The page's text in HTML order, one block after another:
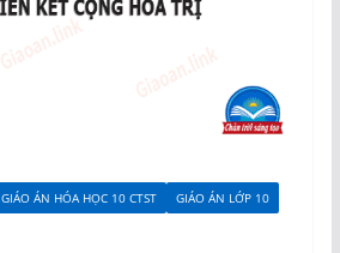
GIÁO ÁN HÓA HỌC 10 CTST
GIÁO ÁN LỚP 10